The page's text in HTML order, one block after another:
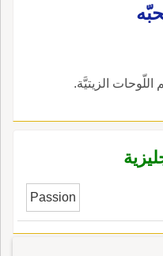
الزيتيَّة.
Passion